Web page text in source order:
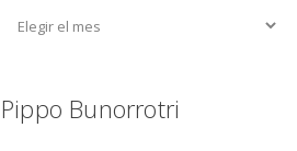
Pippo Bunorrotri